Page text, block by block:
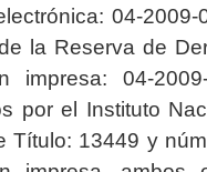
04-2009-
la Reserva de
04-2009-
por el Instituto
Título: 13449 y